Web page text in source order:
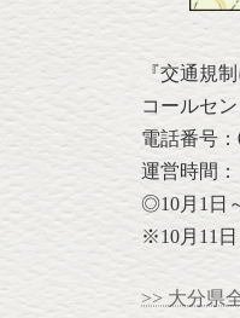
『交通規
コールセ
電話番号：
運営時間：
◎10月1日
※10月11
>> 大分県